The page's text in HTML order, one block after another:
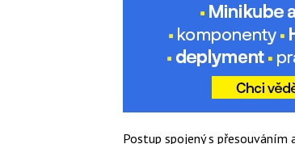
Postup spojený s